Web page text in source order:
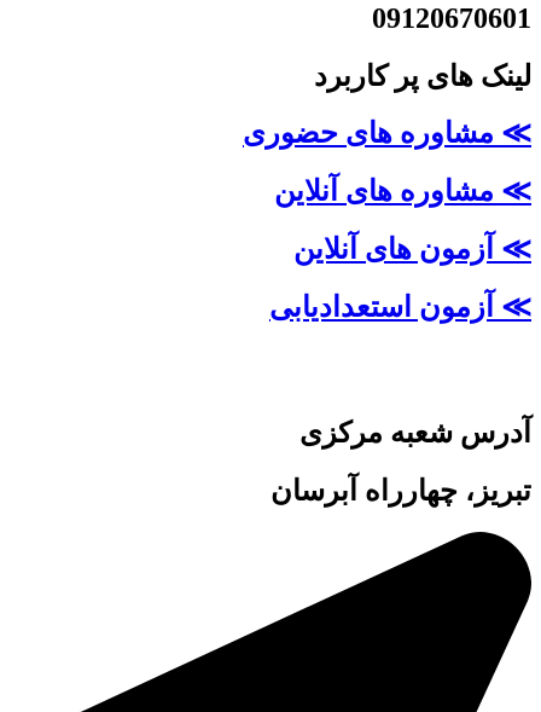
09120670601
لینک های پر کاربرد
≫ مشاوره های حضوری
≫ مشاوره های آنلاین
≫ آزمون های آنلاین
≫ آزمون استعدادیابی
آدرس شعبه مرکزی
تبریز، چهارراه آبرسان